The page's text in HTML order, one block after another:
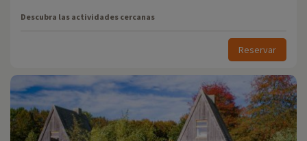
Descubra las actividades cercanas
Reservar